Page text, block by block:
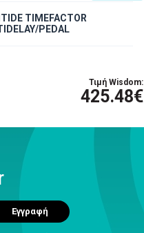
TIMEFACTOR
PEDAL
Τιμή Wisdom:
425.48€
Εγγραφή